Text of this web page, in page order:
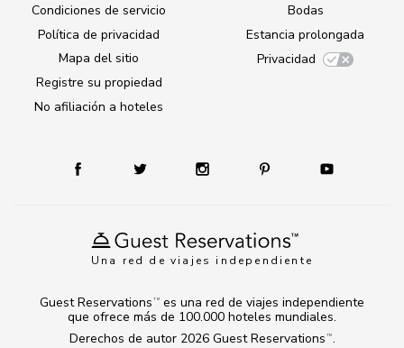
Una red de viajes independiente
Condiciones de servicio
Política de privacidad
Mapa del sitio
Registre su propiedad
No afiliación a hoteles
Bodas
Estancia prolongada
Privacidad
Derechos de autor 2026 Guest Reservations TM .
Guest Reservations TM
es una red de viajes independiente
que ofrece más de 100.000 hoteles mundiales.